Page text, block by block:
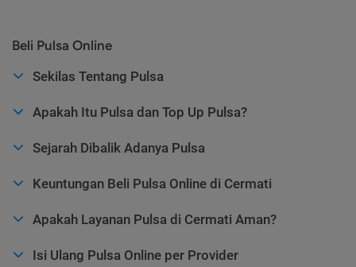
Beli Pulsa Online
Sekilas Tentang Pulsa
Apakah Itu Pulsa dan Top Up Pulsa?
Sejarah Dibalik Adanya Pulsa
Keuntungan Beli Pulsa Online di Cermati
Apakah Layanan Pulsa di Cermati Aman?
Isi Ulang Pulsa Online per Provider